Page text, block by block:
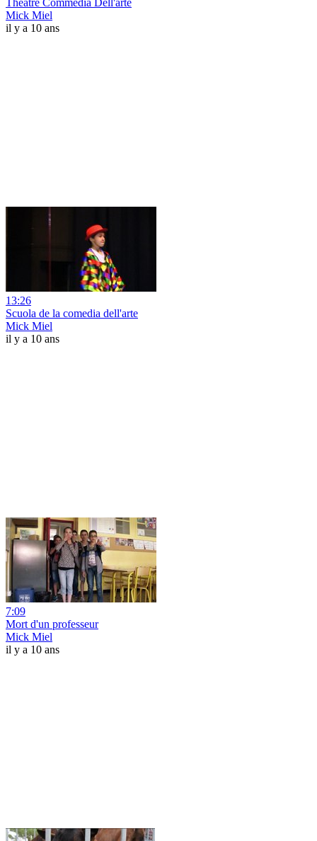
Théâtre Commedia Dell'arte
Mick Miel
il y a 10 ans
13:26
Scuola de la comedia dell'arte
Mick Miel
il y a 10 ans
7:09
Mort d'un professeur
Mick Miel
il y a 10 ans